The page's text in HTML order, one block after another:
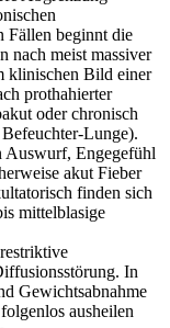
Fällen beginnt die
nach meist massiver
klinischen Bild einer
prothahierter
oder chronisch
Lunge).
Auswurf, Engegefühl
akut Fieber
finden sich
mittelblasige
In
Gewichtsabnahme
ausheilen